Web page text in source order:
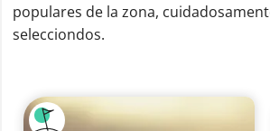
populares de la zona,
selecciondos.